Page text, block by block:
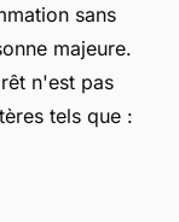
sans
majeure.
n'est pas
tels que :